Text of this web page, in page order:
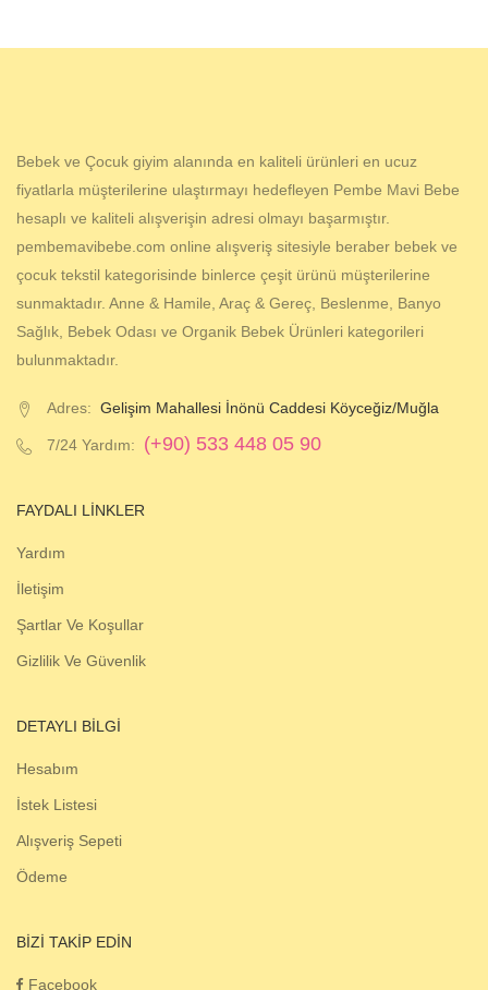
Bebek ve Çocuk giyim alanında en kaliteli ürünleri en ucuz
fiyatlarla müşterilerine ulaştırmayı hedefleyen Pembe Mavi Bebe
hesaplı ve kaliteli alışverişin adresi olmayı başarmıştır.
pembemavibebe.com online alışveriş sitesiyle beraber bebek ve
çocuk tekstil kategorisinde binlerce çeşit ürünü müşterilerine
sunmaktadır. Anne & Hamile, Araç & Gereç, Beslenme, Banyo
Sağlık, Bebek Odası ve Organik Bebek Ürünleri kategorileri
bulunmaktadır.
Adres: Gelişim Mahallesi İnönü Caddesi Köyceğiz/Muğla
7/24 Yardım: (+90) 533 448 05 90
FAYDALI LINKLER
Yardım
İletişim
Şartlar Ve Koşullar
Gizlilik Ve Güvenlik
DETAYLI BILGI
Hesabım
İstek Listesi
Alışveriş Sepeti
Ödeme
BIZI TAKIP EDIN
Facebook